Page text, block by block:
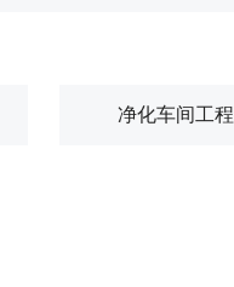
净化车间工程